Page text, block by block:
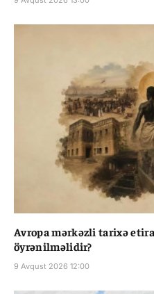
Avropa mərkəzli tarixə
öyrənilməlidir?
9 Avqust 2026 12:00